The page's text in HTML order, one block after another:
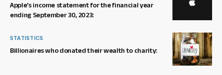
Apple’s income statement for the financial year
ending September 30, 2023:
STATISTICS
Billionaires who donated their wealth to charity: